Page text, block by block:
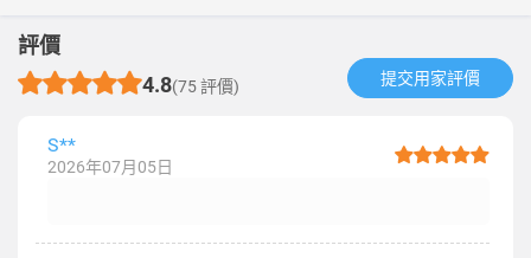
評價
4.8(75 評價) 提交用家評價​
S**
2026年07月05日